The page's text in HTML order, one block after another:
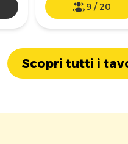
9/ 20
Scopri tutti i